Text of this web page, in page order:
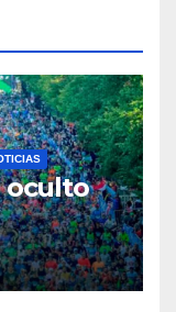
oculto